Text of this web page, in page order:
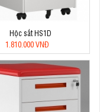
Hộc sắt HS1D
1.810.000 VNĐ